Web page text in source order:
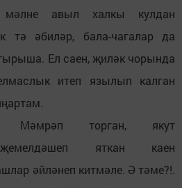
авыл халкы кулдан
тә әбиләр, бала-чагалар да
Ел саен, җиләк чорында
итеп язылып калган
Мәмрәп торган, якут
яткан каен
әйләнеп китмәле. Ә тәме?!.